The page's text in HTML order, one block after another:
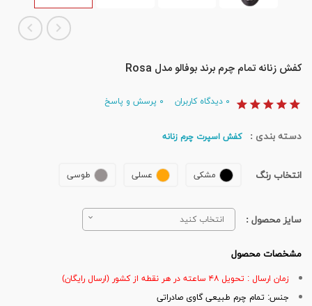
کفش زنانه تمام چرم برند بوفالو مدل Rosa
دیدگاه کاربران پرسش و پاسخ
دسته بندی : کفش اسپرت چرم زنانه
انتخاب رنگ مشکی عسلی طوسی
سایز محصول : انتخاب کنید
مشخصات محصول
زمان ارسال : تحویل ۴۸ ساعته در هر نقطه از کشور (ارسال رایگان)
جنس: تمام چرم طبیعی گاوی صادراتی